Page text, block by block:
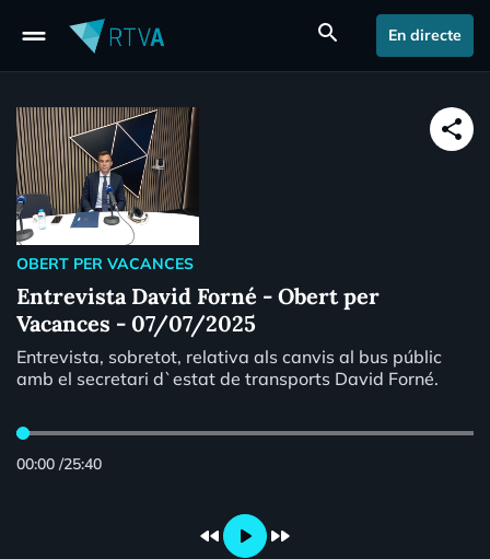
drag_handle search En directe
share
OBERT PER VACANCES
Entrevista David Forné - Obert per
Vacances - 07/07/2025
Entrevista, sobretot, relativa als canvis al bus públic
amb el secretari d`estat de transports David Forné.
00:00 /25:40
fast_rewind play_arrow fast_forward